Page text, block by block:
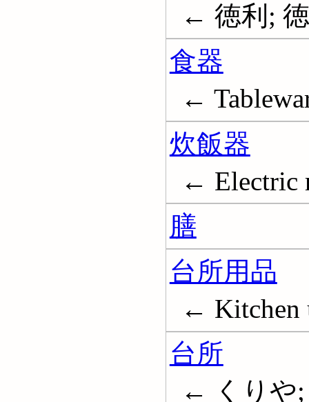
← 徳利; 徳
食器
←
炊飯器
← Electric
膳
台所用品
← Kitchen
台所
← くりや;